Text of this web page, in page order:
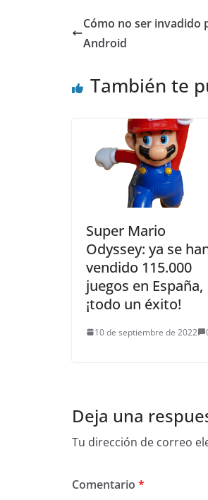
Cómo no ser invadido
Android
También te
Super Mario
Odyssey: ya se
vendido 115.000
juegos en España,
¡todo un éxito!
10 de septiembre de 2022
Deja una
Tu dirección de correo
Comentario *